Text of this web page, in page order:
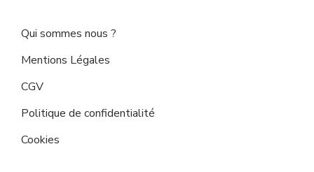
Qui sommes nous ?
Mentions Légales
CGV
Politique de confidentialité
Cookies